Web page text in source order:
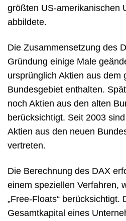
größten US-amerikanischen
abbildete.
Die Zusammensetzung des
Gründung einige Male
ursprünglich Aktien aus dem
Bundesgebiet enthalten.
noch Aktien aus den alten
berücksichtigt. Seit 2003
Aktien aus den neuen
vertreten.
Die Berechnung des DAX
einem speziellen Verfahren,
„Free-Floats“ berücksichtigt.
Gesamtkapital eines